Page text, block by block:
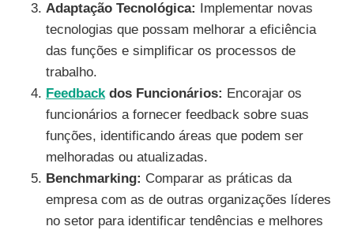
Adaptação Tecnológica:
Implementar novas
tecnologias que possam melhorar a eficiência
das funções e simplificar os processos de
trabalho.
Feedbackdos Funcionários: Encorajar os
funcionários a fornecer feedback sobre suas
funções, identificando áreas que podem ser
melhoradas ou atualizadas.
Benchmarking: Comparar as práticas da
empresa com as de outras organizações líderes
no setor para identificar tendências e melhores